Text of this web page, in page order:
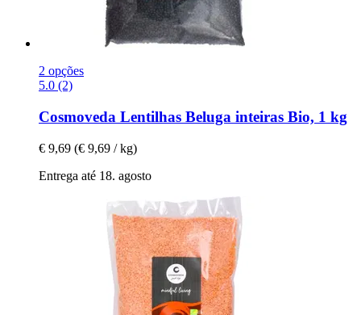
2 opções
5.0 (2)
Cosmoveda Lentilhas Beluga inteiras Bio, 1 kg
€ 9,69 (€ 9,69 / kg)
Entrega até 18. agosto